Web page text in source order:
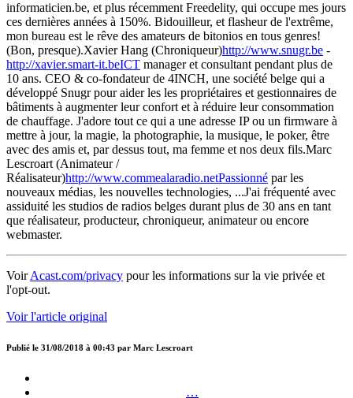
informaticien.be, et plus récemment Freedelity, qui occupe mes jours
ces dernières années à 150%. Bidouilleur, et flasheur de l'extrême,
mon bureau est le rêve des amateurs de bitonios en tous genres!
(Bon, presque).Xavier Hang (Chroniqueur)http://www.snugr.be -
http://xavier.smart-it.beICT manager et consultant pendant plus de
10 ans. CEO & co-fondateur de 4INCH, une société belge qui a
développé Snugr pour aider les les propriétaires et gestionnaires de
bâtiments à augmenter leur confort et à réduire leur consommation
de chauffage. J'adore tout ce qui a une adresse IP ou un firmware à
mettre à jour, la magie, la photographie, la musique, le poker, être
avec des amis et, par dessus tout, ma femme et nos deux fils.Marc
Lescroart (Animateur /
Réalisateur)http://www.commealaradio.netPassionné par les
nouveaux médias, les nouvelles technologies, ...J'ai fréquenté avec
assiduité les studios de radios belges durant plus de 30 ans en tant
que réalisateur, producteur, chroniqueur, animateur ou encore
webmaster.
VoirAcast.com/privacy pour les informations sur la vie privée et
l'opt-out.
Voir l'article original
Publié le 31/08/2018 à 00:43 par Marc Lescroart
…